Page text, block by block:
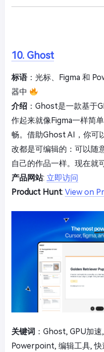
10. Ghost
标语：光标、Figma 和
器中
介绍 ：Ghost是一款基于
作起来就像Figma一样简
畅。借助Ghost AI，你可
改都是可编辑的：可以随
自己的作品一样。现在就
产品网站: 立即访问
Product Hunt: View on
关键词 ：Ghost, GPU加
Powerpoint, 编辑工具, 快